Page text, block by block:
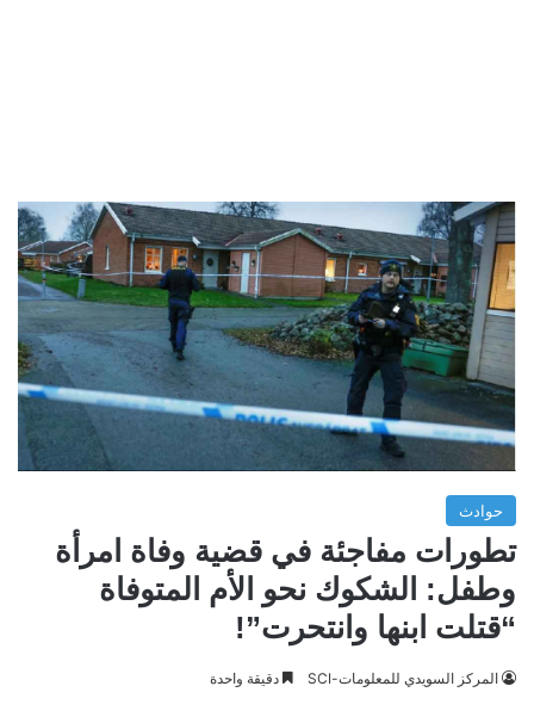
حوادث
تطورات مفاجئة في قضية وفاة امرأة
وطفل: الشكوك نحو الأم المتوفاة
“قتلت ابنها وانتحرت”!
المركز السويدي للمعلومات-SCI دقيقة واحدة